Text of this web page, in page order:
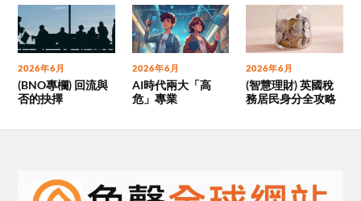
2026年6月
(BNO專欄) 回流與
否的抉擇
2026年6月
AI時代兩大「高
危」專業
2026年6月
(智慧理財) 英國稅
務居民身分全攻略